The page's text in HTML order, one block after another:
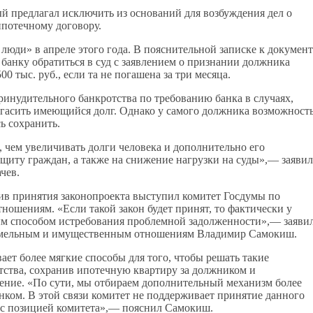
предлагал исключить из оснований для возбуждения дел о
договору.
в апреле этого года. В пояснительной записке к
обратиться в суд с заявлением о признании должника
тыс. руб., если та не погашена за три месяца.
банкротства по требованию банка в случаях,
имеющийся долг. Однако у самого должника
сохранить.
увеличивать долги человека и дополнительно его
граждан, а также на снижение нагрузки на суды»,— заявил
принятия законопроекта выступил комитет Госдумы по
«Если такой закон будет принят, то фактически у
способом истребования проблемной задолженности»,—
и имущественным отношениям Владимир Самокиш.
более мягкие способы для того, чтобы решать такие
сохранив ипотечную квартиру за должником и
«По сути, мы отбираем дополнительный механизм более
В этой связи комитет не поддерживает принятие данного
позицией комитета»,— пояснил Самокиш.